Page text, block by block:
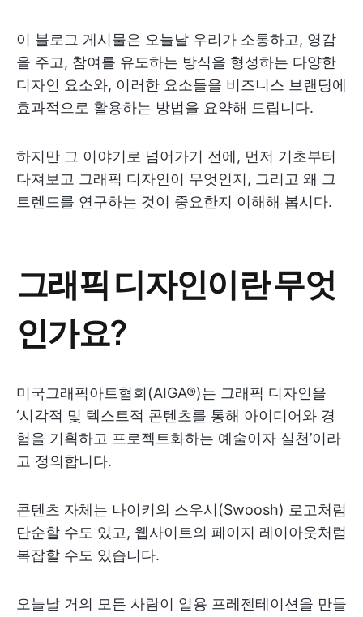
이 블로그 게시물은 오늘날 우리가 소통하고, 영감
을 주고, 참여를 유도하는 방식을 형성하는 다양한
디자인 요소와, 이러한 요소들을 비즈니스 브랜딩에
효과적으로 활용하는 방법을 요약해 드립니다.
하지만 그 이야기로 넘어가기 전에, 먼저 기초부터
다져보고 그래픽 디자인이 무엇인지, 그리고 왜 그
트렌드를 연구하는 것이 중요한지 이해해 봅시다.
그래픽 디자인이란 무엇
인가요?
미국그래픽아트협회(AIGA®)는 그래픽 디자인을
‘시각적 및 텍스트적 콘텐츠를 통해 아이디어와 경
험을 기획하고 프로젝트화하는 예술이자 실천’이라
고 정의합니다.
콘텐츠 자체는 나이키의 스우시(Swoosh) 로고처럼
단순할 수도 있고, 웹사이트의 페이지 레이아웃처럼
복잡할 수도 있습니다.
오늘날 거의 모든 사람이 일용 프레젠테이션을 만들